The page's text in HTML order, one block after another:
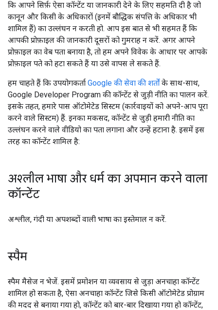
कि आपने सिर्फ़ ऐसा कॉन्टेंट या जानकारी देने के लिए सहमति दी है जो
कानून और किसी के अधिकारों (इनमें बौद्धिक संपत्ति के अधिकार भी
शामिल हैं) का उल्लंघन न करती हो. आप इस बात से भी सहमत हैं कि
आपकी प्रोफ़ाइल की जानकारी दूसरों को गुमराह न करें. अगर आपने
प्रोफ़ाइल का वेब पता बनाया है, तो हम अपने विवेक के आधार पर आपके
प्रोफ़ाइल पते को हटा सकते हैं या उसे वापस ले सकते हैं.
हम चाहते हैं कि उपयोगकर्ता Google की सेवा की शर्तोंके साथ-साथ,
Google Developer Program की कॉन्टेंट से जुड़ी नीति का पालन करें.
इसके तहत, हमारे पास ऑटोमेटेड सिस्टम (कार्रवाइयों को अपने-आप पूरा
करने वाले सिस्टम) हैं. इनका मकसद, कॉन्टेंट से जुड़ी हमारी नीति का
उल्लंघन करने वाले वीडियो का पता लगाना और उन्हें हटाना है. इसमें इस
तरह का कॉन्टेंट शामिल है:
अश्लील भाषा और धर्म का अपमान करने वाला
कॉन्टेंट
अश्लील, गंदी या अपशब्दों वाली भाषा का इस्तेमाल न करें.
स्पैम
स्पैम मैसेज न भेजें. इसमें प्रमोशन या व्यवसाय से जुड़ा अनचाहा कॉन्टेंट
शामिल हो सकता है, ऐसा अनचाहा कॉन्टेंट जिसे किसी ऑटोमेटेड प्रोग्राम
की मदद से बनाया गया हो, कॉन्टेंट को बार-बार दिखाया गया हो कॉन्टेंट,